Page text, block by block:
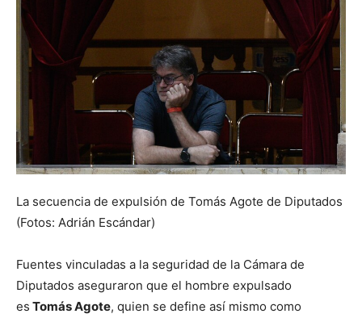
La secuencia de expulsión de Tomás Agote de Diputados
(Fotos: Adrián Escándar)
Fuentes vinculadas a la seguridad de la Cámara de
Diputados aseguraron que el hombre expulsado
es Tomás Agote, quien se define así mismo como